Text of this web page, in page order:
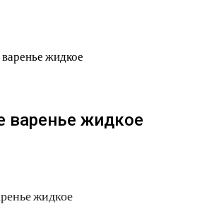
жидкое
варенье жидкое